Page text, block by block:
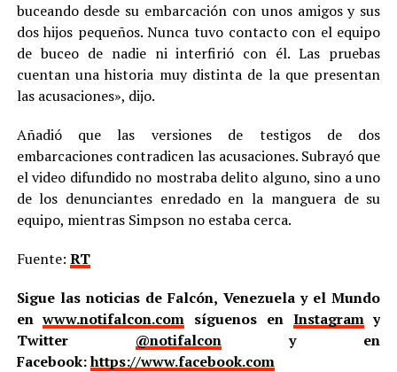
buceando desde su embarcación con unos amigos y sus
dos hijos pequeños. Nunca tuvo contacto con el equipo
de buceo de nadie ni interfirió con él. Las pruebas
cuentan una historia muy distinta de la que presentan
las acusaciones», dijo.
Añadió que las versiones de testigos de dos
embarcaciones contradicen las acusaciones. Subrayó que
el video difundido no mostraba delito alguno, sino a uno
de los denunciantes enredado en la manguera de su
equipo, mientras Simpson no estaba cerca.
Fuente: RT
Sigue las noticias de Falcón, Venezuela y el Mundo
enwww.notifalcon.com síguenos en Instagramy
Twitter @notifalcony en
Facebook:https://www.facebook.com